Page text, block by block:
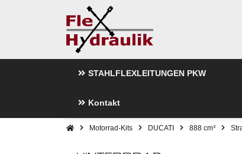
STAHLFLEXLEITUNGEN PKW
Kontakt
Motorrad-Kits DUCATI 888 cm³